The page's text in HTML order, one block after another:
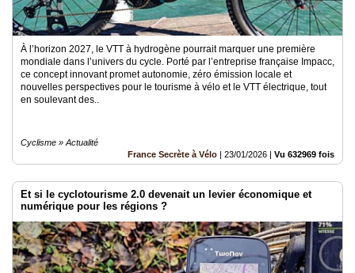
À l’horizon 2027, le VTT à hydrogène pourrait marquer une première
mondiale dans l’univers du cycle. Porté par l’entreprise française Impacc,
ce concept innovant promet autonomie, zéro émission locale et
nouvelles perspectives pour le tourisme à vélo et le VTT électrique, tout
en soulevant des..
Cyclisme » Actualité
France Secrète à Vélo | 23/01/2026 | Vu 632969 fois
Et si le cyclotourisme 2.0 devenait un levier économique et
numérique pour les régions ?